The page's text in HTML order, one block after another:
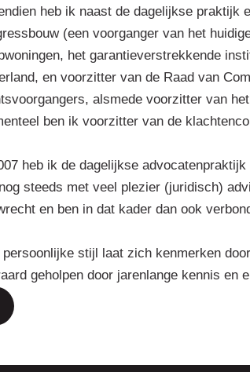
heb ik naast de dagelijkse praktijk
(een voorganger van het
het garantieverstrekkende
en voorzitter van de Raad van
alsmede voorzitter van
ben ik voorzitter van de
heb ik de dagelijkse
steeds met veel plezier (juridisch)
en ben in dat kader dan ook
persoonlijke stijl laat zich kenmerken
geholpen door jarenlange kennis